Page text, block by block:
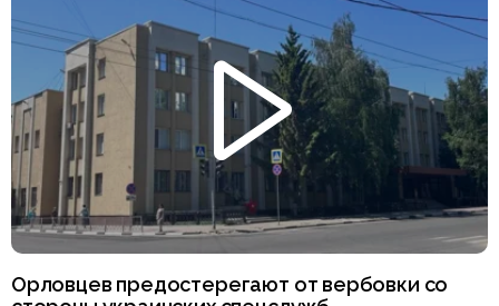
Орловцев предостерегают от вербовки со